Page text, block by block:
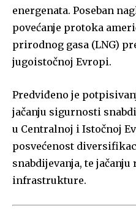
energenata. Poseban
povećanje protoka
prirodnog gasa (LNG)
jugoistočnoj Evropi.
Predviđeno je
jačanju sigurnosti
u Centralnoj i Istočnoj
posvećenost
snabdijevanja, te jačanju
infrastrukture.